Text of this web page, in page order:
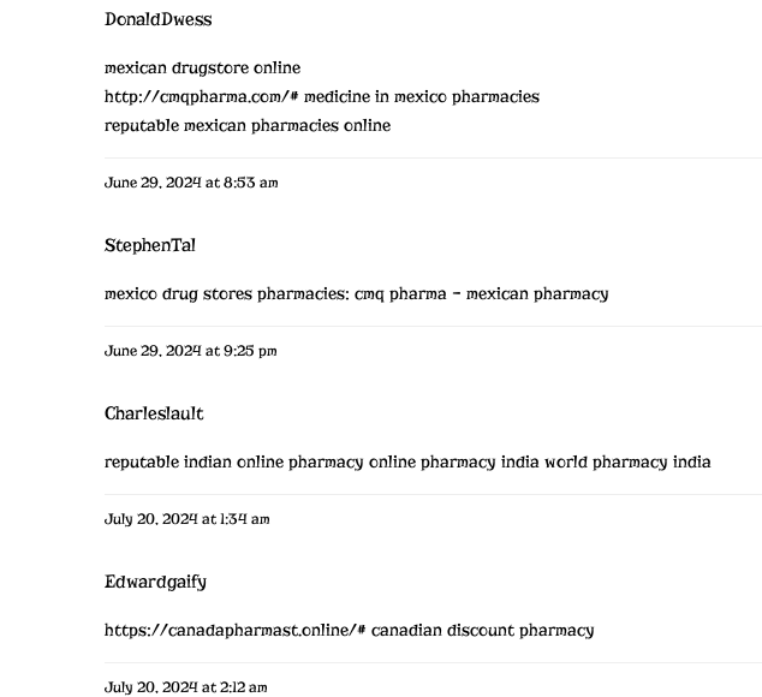
DonaldDwess
mexican drugstore online
http://cmqpharma.com/# medicine in mexico pharmacies
reputable mexican pharmacies online
June 29, 2024 at 8:53 am
StephenTal
mexico drug stores pharmacies: cmq pharma – mexican pharmacy
June 29, 2024 at 9:25 pm
Charleslault
reputable indian online pharmacy online pharmacy india world pharmacy india
July 20, 2024 at 1:34 am
Edwardgaify
https://canadapharmast.online/# canadian discount pharmacy
July 20, 2024 at 2:12 am